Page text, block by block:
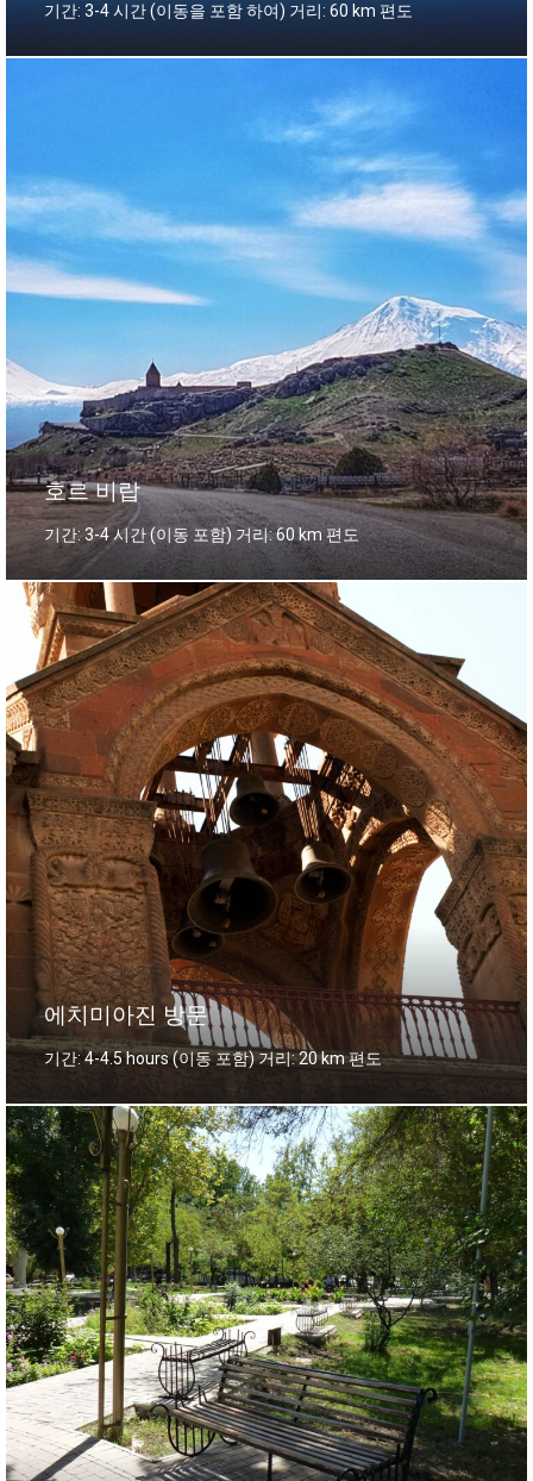
기간: 3-4 시간 (이동을 포함 하여) 거리: 60 km 편도
호르 비랍
기간: 3-4 시간 (이동 포함) 거리: 60 km 편도
에치미아진 방문
기간: 4-4.5 hours (이동 포함) 거리: 20 km 편도